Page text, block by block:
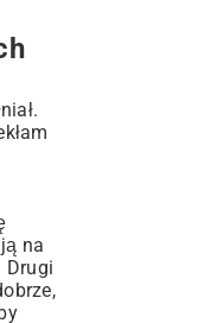
na
Drugi